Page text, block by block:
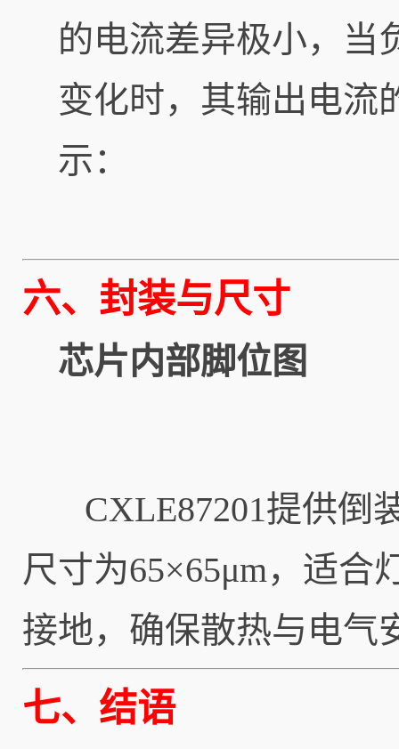
的电流差异极小，当
变化时，其输出电流
示：
六、封装与尺寸
芯片内部脚位图
CXLE87201提供倒装
尺寸为65×65μm，适合
接地，确保散热与电气
七、结语